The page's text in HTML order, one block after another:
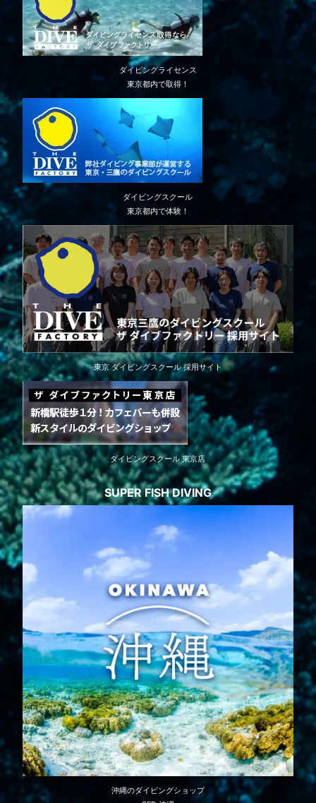
ダイビングライセンス
東京都内で取得！
ダイビングスクール
東京都内で体験！
東京 ダイビングスクール 採用サイト
ダイビングスクール 東京店
SUPER FISH DIVING
沖縄のダイビングショップ